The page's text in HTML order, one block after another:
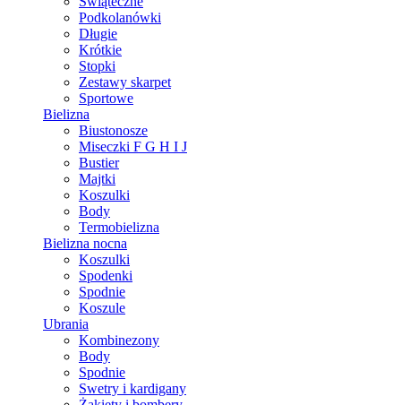
Podkolanówki
Długie
Krótkie
Stopki
Zestawy skarpet
Sportowe
Bielizna
Biustonosze
Miseczki F G H I J
Bustier
Majtki
Koszulki
Body
Termobielizna
Bielizna nocna
Koszulki
Spodenki
Spodnie
Koszule
Ubrania
Kombinezony
Body
Spodnie
Swetry i kardigany